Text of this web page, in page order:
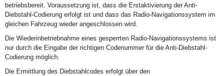
betriebsbereit. Voraussetzung ist, dass die Erstaktivierung der Anti-
Diebstahl-Codierung erfolgt ist und dass das Radio-Navigationssystem im
gleichen Fahrzeug wieder angeschlossen wird.
Die Wiederinbetriebnahme eines gesperrten Radio-Navigationssystems ist
nur durch die Eingabe der richtigen Codenummer für die Anti-Diebstahl-
Codierung möglich.
Die Ermittlung des Diebstahlcodes erfolgt über den